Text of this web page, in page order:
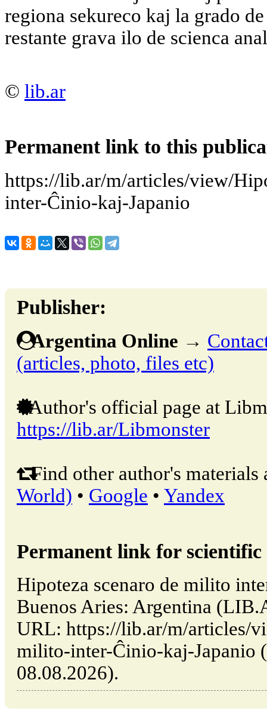
regiona sekureco kaj la grado
restante grava ilo de scienca
© lib.ar
Permanent link to this
https://lib.ar/m/articles/view/
inter-Ĉinio-kaj-Japanio
Publisher:
Argentina Online →
(articles, photo, files etc)
Author's official page at
https://lib.ar/Libmonster
Find other author's materials
World) • Google • Yandex
Permanent link for
Hipoteza scenaro de milito
Buenos Aries: Argentina
URL: https://lib.ar/m/articles/
milito-inter-Ĉinio-kaj-Japanio
08.08.2026).